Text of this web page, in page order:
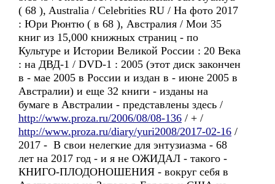
( 68 ), Australia / Celebrities RU / На фото 2017
: Юри Рюнтю ( в 68 ), Австралия / Мои 35
книг из 15,000 книжных страниц - по
Культуре и Истории Великой России : 20 Века
: на ДВД-1 / DVD-1 : 2005 (этот диск закончен
в - мае 2005 в России и издан в - июне 2005 в
Австралии) и еще 32 книги - изданы на
бумаге в Австралии - представлены здесь /
http://www.proza.ru/2006/08/08-136 / + /
http://www.proza.ru/diary/yuri2008/2017-02-16 /
2017 - В свои нелегкие для энтузиазма - 68
лет на 2017 год - и я не ОЖИДАЛ - такого -
КНИГО-ПЛОДОНОШЕНИЯ - вокруг себя в